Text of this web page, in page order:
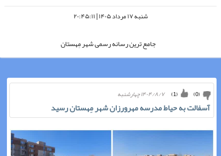
شنبه ۱۷ مرداد ۱۴۰۵ | ۲۰:۴۵:۱۱
جامع ترین رسانه رسمی شهر مِهستان
مِهستان رسانه؛ «چشم سوم شهر»۱۴۰۴/۸/۷ چهارشنبه (
1
) (
0
)
آسفالت به حیاط مدرسه مهرورزان شهر مِهستان رسید